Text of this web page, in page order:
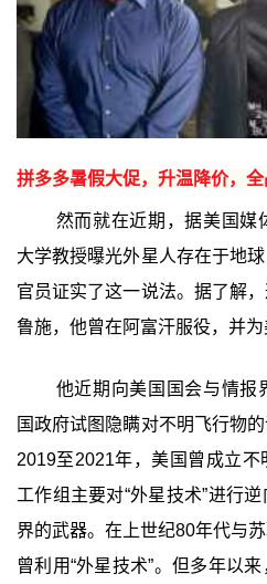
拼多多暑假大促，升温降价，
然而就在近期，据美国媒
大学教授曝光外星人存在于地
官员证实了这一说法。据了解
鲁施，他曾在阿富汗服役，并为
他近期向美国国会与情报
国政府试图隐瞒对不明飞行物
2019至2021年，美国曾成立
工作组主要对“外星技术”进行
界的武器。在上世纪80年代与
曾利用“外星技术”。但多年以